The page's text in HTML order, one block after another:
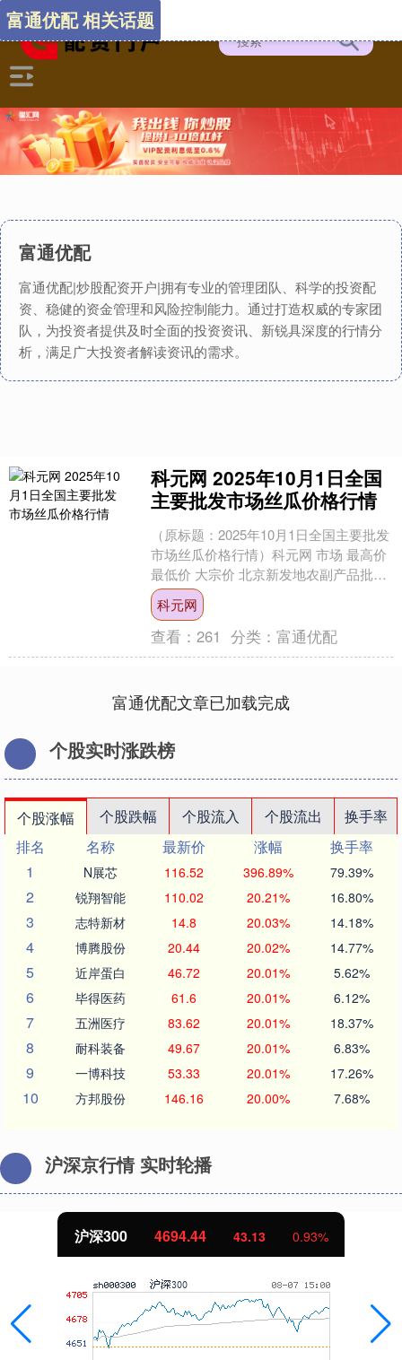
富通优配
富通优配|炒股配资开户|拥有专业的管理团队、科学的投资配
资、稳健的资金管理和风险控制能力。通过打造权威的专家团
队，为投资者提供及时全面的投资资讯、新锐具深度的行情分
析，满足广大投资者解读资讯的需求。
富通优配 相关话题
科元网 2025年10月1日全国
主要批发市场丝瓜价格行情
（原标题：2025年10月1日全国主要批发
市场丝瓜价格行情）科元网 市场 最高价
最低价 大宗价 北京新发地农副产品批发
市场信息中心 12.00 10.00 1....
科元网
查看：261 分类：富通优配
富通优配文章已加载完成
个股实时涨跌榜
个股涨幅 个股跌幅 个股流入 个股流出
换手率
排名
名称 最新价 涨幅
换手率
1
N展芯 116.52 396.89% 79.39%
2 锐翔智能 110.02 20.21% 16.80%
3 志特新材 14.8 20.03% 14.18%
4 博腾股份 20.44 20.02% 14.77%
5 近岸蛋白 46.72 20.01% 5.62%
6 毕得医药 61.6 20.01% 6.12%
7 五洲医疗 83.62 20.01% 18.37%
8 耐科装备 49.67 20.01% 6.83%
9 一博科技 53.33 20.01% 17.26%
10 方邦股份 146.16 20.00% 7.68%
沪深京行情 实时轮播
沪深300 4694.44 43.13 0.93%